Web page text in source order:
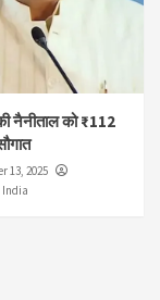
नैनीताल को ₹112
13, 2025
India